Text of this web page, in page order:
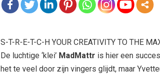
S-T-R-E-T-C-H YOUR CREATIVITY TO THE
De luchtige ‘klei’ MadMattr is hier een
het te veel door zijn vingers glijdt, maar